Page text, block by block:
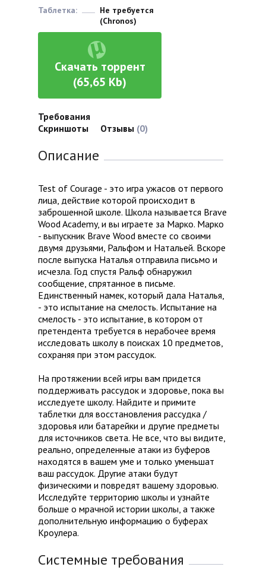
Таблетка:
Не требуется
(Chronos)
Скачать торрент
(65,65 Kb)
Требования
Скриншоты
Отзывы (0)
Описание
Test of Courage - это игра ужасов от первого
лица, действие которой происходит в
заброшенной школе. Школа называется Brave
Wood Academy, и вы играете за Марко. Марко
- выпускник Brave Wood вместе со своими
двумя друзьями, Ральфом и Натальей. Вскоре
после выпуска Наталья отправила письмо и
исчезла. Год спустя Ральф обнаружил
сообщение, спрятанное в письме.
Единственный намек, который дала Наталья,
- это испытание на смелость. Испытание на
смелость - это испытание, в котором от
претендента требуется в нерабочее время
исследовать школу в поисках 10 предметов,
сохраняя при этом рассудок.
На протяжении всей игры вам придется
поддерживать рассудок и здоровье, пока вы
исследуете школу. Найдите и примите
таблетки для восстановления рассудка /
здоровья или батарейки и другие предметы
для источников света. Не все, что вы видите,
реально, определенные атаки из буферов
находятся в вашем уме и только уменьшат
ваш рассудок. Другие атаки будут
физическими и повредят вашему здоровью.
Исследуйте территорию школы и узнайте
больше о мрачной истории школы, а также
дополнительную информацию о буферах
Кроулера.
Системные требования